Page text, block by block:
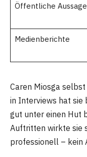
Öffentliche
Medienberichte
Caren Miosga
in Interviews hat sie
gut unter einen Hut
Auftritten wirkte sie
professionell – kein